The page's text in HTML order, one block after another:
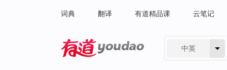
词典 翻译 有道精品课 云笔记
中英